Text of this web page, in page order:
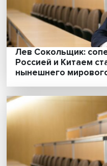
Кейс Греции по
опыта
пригодится